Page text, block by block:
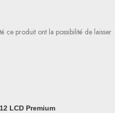
ce produit ont la possibilité de laisser
LCD Premium